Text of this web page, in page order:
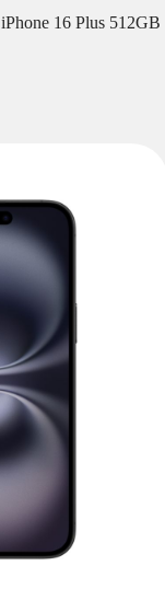
iPhone 16 Plus